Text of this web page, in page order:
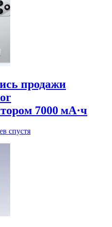
продажи
7000 мА·ч
спустя